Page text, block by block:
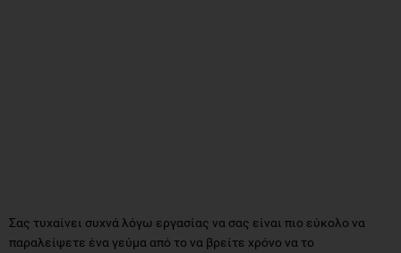
Σας τυχαίνει συχνά λόγω εργασίας να σας είναι πιο εύκολο να
παραλείψετε ένα γεύμα από το να βρείτε χρόνο να το